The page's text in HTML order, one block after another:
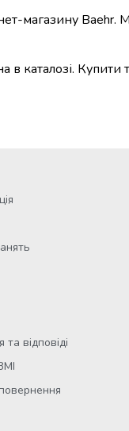
магазину Baehr.
в каталозі. Купити
відповіді